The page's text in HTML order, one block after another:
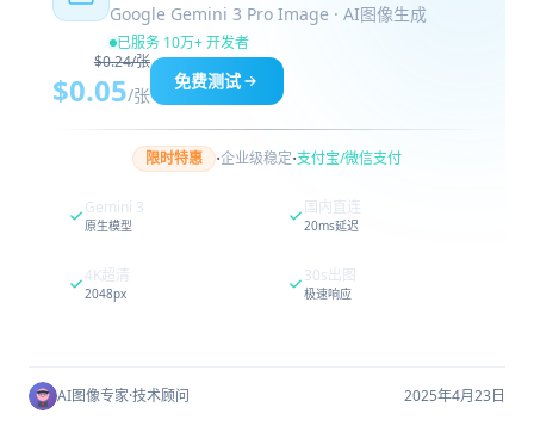
Google Gemini 3 Pro Image · AI图像生成
已服务 10万+ 开发者
$0.24/张
$0.05/张
免费测试
限时特惠 ·企业级稳定·支付宝/微信支付
Gemini 3
原生模型
国内直连
20ms延迟
4K超清
2048px
30s出图
极速响应
AI图像专家·技术顾问 2025年4月23日